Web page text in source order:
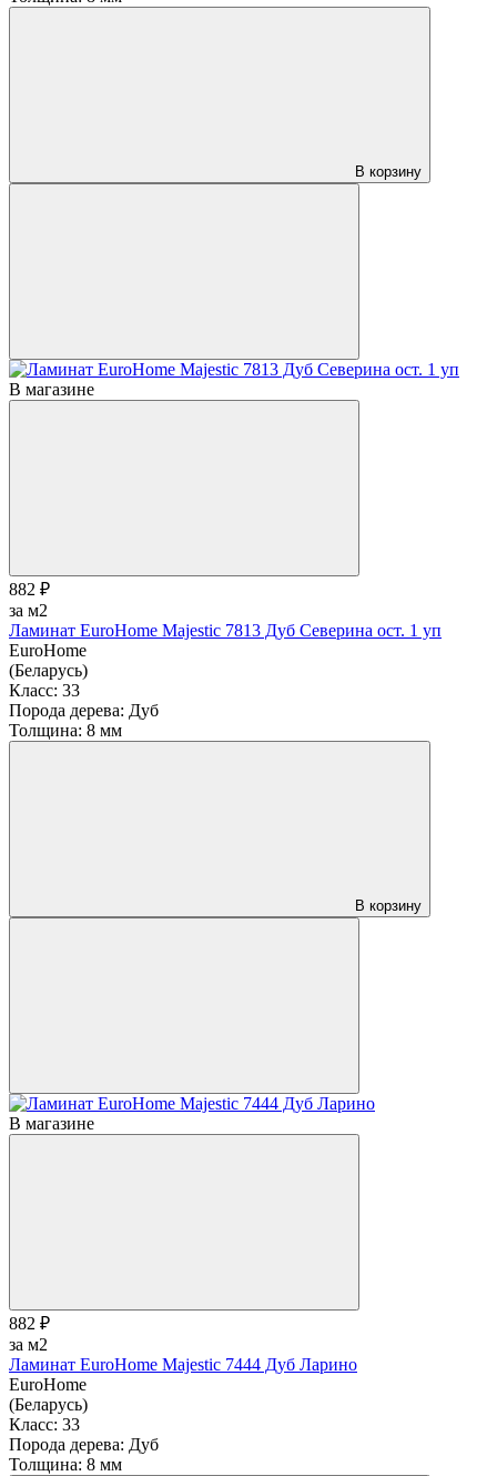
В корзину
В магазине
882 ₽
за м2
Ламинат EuroHome Majestic 7813 Дуб Северина ост. 1 уп
EuroHome
(Беларусь)
Класс: 33
Порода дерева: Дуб
Толщина: 8 мм
В корзину
В магазине
882 ₽
за м2
Ламинат EuroHome Majestic 7444 Дуб Ларино
EuroHome
(Беларусь)
Класс: 33
Порода дерева: Дуб
Толщина: 8 мм